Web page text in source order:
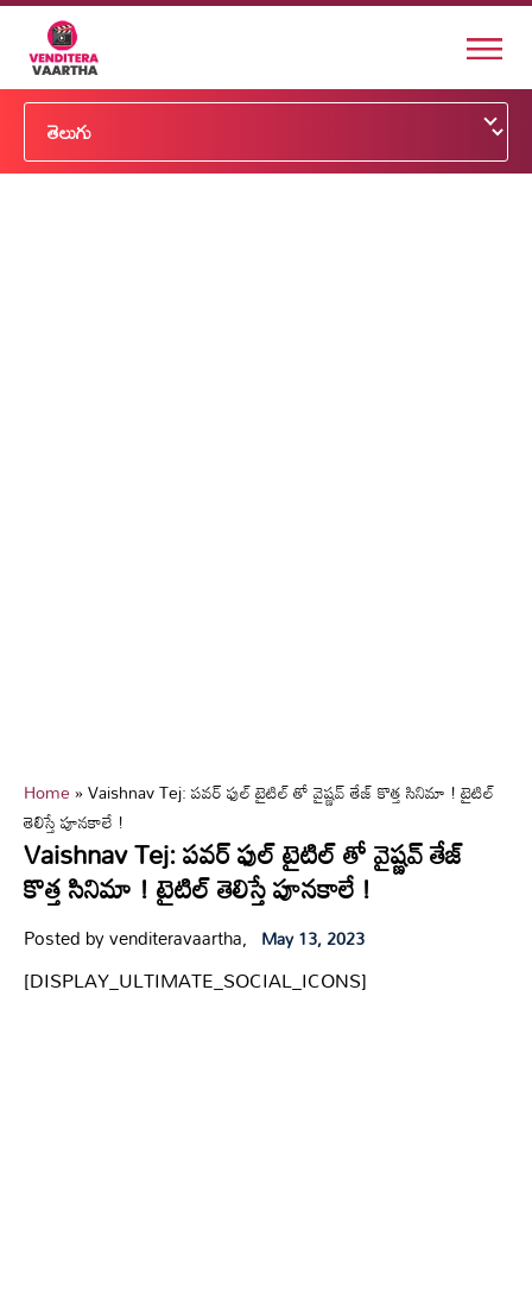
Home»Vaishnav Tej: పవర్ ఫుల్ టైటిల్ తో వైష్ణవ్ తేజ్ కొత్త సినిమా ! టైటిల్
తెలిస్తే పూనకాలే !
Vaishnav Tej: పవర్ ఫుల్ టైటిల్ తో వైష్ణవ్ తేజ్
కొత్త సినిమా ! టైటిల్ తెలిస్తే పూనకాలే !
Posted by venditeravaartha, May 13, 2023
[DISPLAY_ULTIMATE_SOCIAL_ICONS]